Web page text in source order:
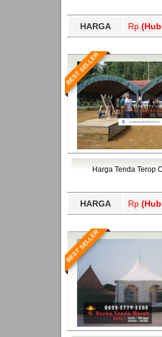
HARGA Rp.
BEST SELLER
Harga Tenda Terop
HARGA Rp.
BEST SELLER